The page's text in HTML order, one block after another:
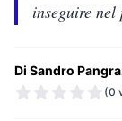
inseguire
Di Sandro
(0